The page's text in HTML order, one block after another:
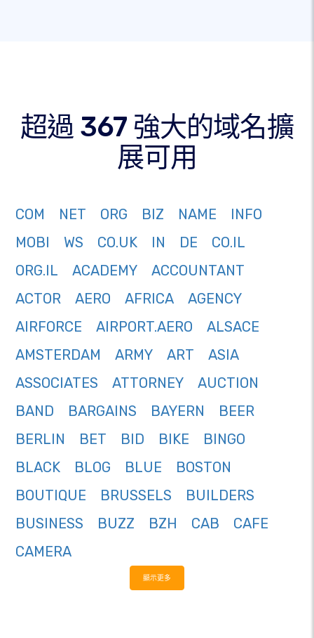
超過 367 強大的域名擴
展可用
COM NET ORG BIZ NAME
INFO
MOBI
WS CO.UK IN DE
CO.IL
ORG.IL
ACADEMY
ACCOUNTANT
ACTOR
AERO AFRICA
AGENCY
AIRFORCE
AIRPORT.AERO
ALSACE
AMSTERDAM
ARMY ART
ASIA
ASSOCIATES
ATTORNEY
AUCTION
BAND
BARGAINS BAYERN
BEER
BERLIN
BET BID BIKE
BINGO
BLACK
BLOG BLUE
BOSTON
BOUTIQUE
BRUSSELS
BUILDERS
BUSINESS
BUZZ BZH CAB
CAFE
CAMERA
顯示更多